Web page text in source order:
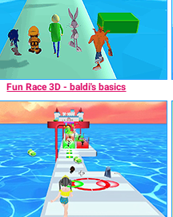
Fun Race 3D - baldi's basics